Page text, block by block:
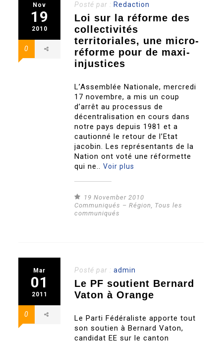
Nov
19
2010
0
Posté par : Redaction
Loi sur la réforme des
collectivités
territoriales, une micro-
réforme pour de maxi-
injustices
L’Assemblée Nationale, mercredi
17 novembre, a mis un coup
d’arrêt au processus de
décentralisation en cours dans
notre pays depuis 1981 et a
cautionné le retour de l’Etat
jacobin. Les représentants de la
Nation ont voté une réformette
qui ne..Voir plus
19 November 2010
Communiqués – Région, Tous les
communiqués
Mar
01
2011
0
Posté par :admin
Le PF soutient Bernard
Vaton à Orange
Le Parti Fédéraliste apporte tout
son soutien à Bernard Vaton,
candidat EE sur le canton